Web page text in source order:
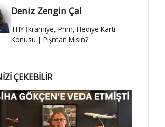
Deniz Zengin Çal
THY İkramiye, Prim, Hediye Kartı
Konusu | Pişman Mısın?
ÇEKEBİLİR